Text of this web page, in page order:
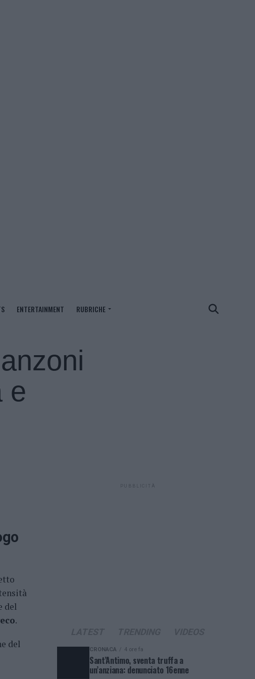
ENTERTAINMENT RUBRICHE
e
del
.
del
PUBBLICITÀ
CRONACA 4 ore fa
Sant’Antimo, sventa truffa a
un’anziana: denunciato 16enne